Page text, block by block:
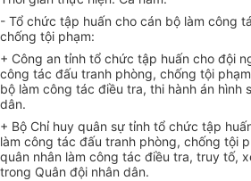
- Tổ chức tập huấn cho cán bộ làm công
chống tội phạm:
+ Công an tỉnh tổ chức tập huấn cho đội
công tác đấu tranh phòng, chống tội
bộ làm công tác điều tra, thi hành án hình
dân.
+ Bộ Chỉ huy quân sự tỉnh tổ chức tập
làm công tác đấu tranh phòng, chống tội
quân nhân làm công tác điều tra, truy tố,
trong Quân đội nhân dân.